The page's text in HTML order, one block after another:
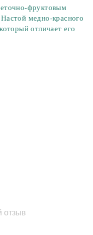
фруктовым
медно-красного
отличает его
отзыв